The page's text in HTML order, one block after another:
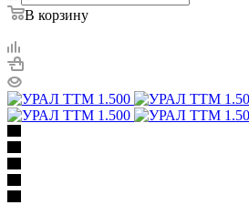
В корзину